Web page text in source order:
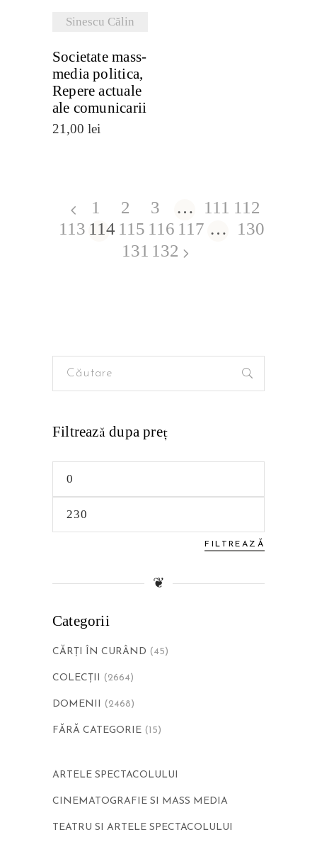
Sinescu Călin
Societate mass-
media politica,
Repere actuale
ale comunicarii
21,00 lei
1 2 3 … 111 112
113 114 115 116 117 …
130
131 132
Search
Filtrează dupa preţ
FILTREAZĂ
❦
Categorii
CĂRŢI ÎN CURÂND (45)
COLECȚII (2664)
DOMENII (2468)
FĂRĂ CATEGORIE (15)
ARTELE SPECTACOLULUI
CINEMATOGRAFIE SI MASS MEDIA
TEATRU SI ARTELE SPECTACOLULUI